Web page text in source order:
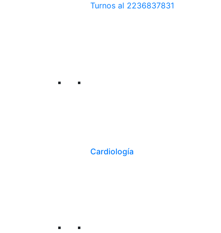
Turnos al 2236837831
Cardiología